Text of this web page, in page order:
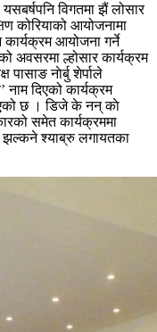
यसबर्षपनि विगतमा झैं लोसार
कोरियाको आयोजनामा
आयोजना गर्ने
अवसरमा ल्होसार कार्यक्रम
पासाङ नाेर्बु शेर्पाले
नाम दिएको कार्यक्रम
छ । डिजे के नन् काे
समेत कार्यक्रममा
झल्कने श्याब्रु लगायतका